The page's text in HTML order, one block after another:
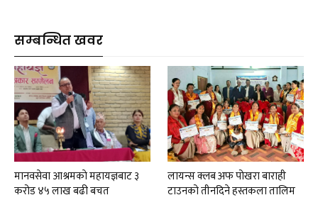
सम्बन्धित खवर
मानवसेवा आश्रमकाे‌ महायज्ञबाट ३
करोड ४५ लाख बढी बचत
लायन्स क्लब अफ पोखरा बाराही
टाउनको तीनदिने हस्तकला तालिम